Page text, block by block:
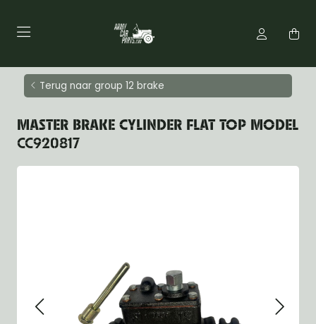
Terug naar group 12 brake
MASTER BRAKE CYLINDER FLAT TOP MODEL
CC920817